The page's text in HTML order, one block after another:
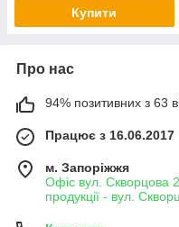
Купити
Про нас
94% позитивних з 63
Працює з 16.06.2017
м. Запоріжжя
Офіс вул. Скворцова
продукції - вул.